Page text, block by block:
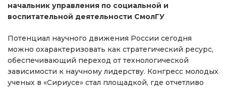
начальник управления по социальной и
воспитательной деятельности СмолГУ
Потенциал научного движения России сегодня
можно охарактеризовать как стратегический ресурс,
обеспечивающий переход от технологической
зависимости к научному лидерству. Конгресс молодых
ученых в «Сириусе» стал площадкой, где отчетливо